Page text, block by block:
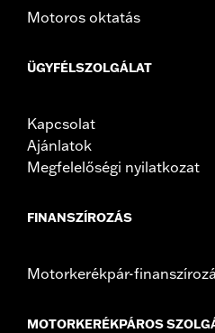
Motoros oktatás
ÜGYFÉLSZOLGÁLAT
Kapcsolat
Ajánlatok
Megfelelőségi nyilatkozat
FINANSZÍROZÁS
Motorkerékpár-
MOTORKERÉKPÁROS